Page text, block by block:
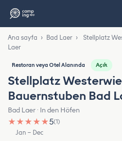
Ana sayfa › Bad Laer ›
Stellplatz
Laer
Restoran veya Otel Alanında Açık
Stellplatz
Bauernstuben Bad
Bad Laer · In den Höfen
★ ★ ★ ★ ★5(1)
Jan – Dec